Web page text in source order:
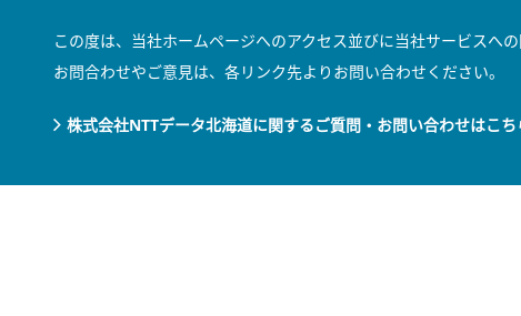
この度は、当社ホームページへのアクセス並びに当社サービスへ
お問合わせやご意見は、各リンク先よりお問い合わせください。
株式会社NTTデータ北海道に関するご質問・お問い合わせはこち